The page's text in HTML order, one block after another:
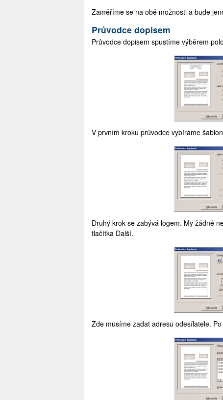
Zaměříme se na obě možnosti a bude
Průvodce dopisem
Průvodce dopisem spustíme výběrem
V prvním kroku průvodce vybíráme
Druhý krok se zabývá logem. My žádné
tlačítka Další.
Zde musíme zadat adresu odesílatele.